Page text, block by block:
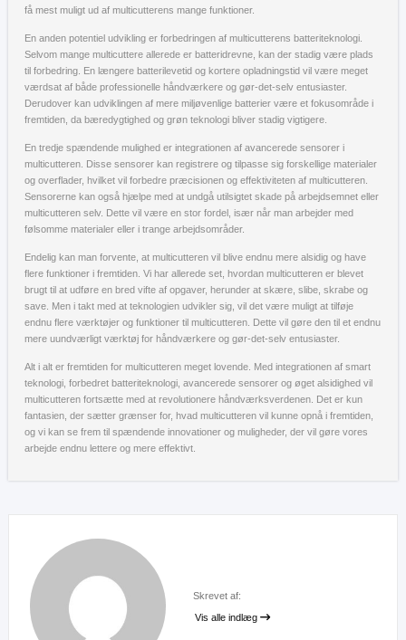
få mest muligt ud af multicutterens mange funktioner.
En anden potentiel udvikling er forbedringen af multicutterens batteriteknologi.
Selvom mange multicuttere allerede er batteridrevne, kan der stadig være plads
til forbedring. En længere batterilevetid og kortere opladningstid vil være meget
værdsat af både professionelle håndværkere og gør-det-selv entusiaster.
Derudover kan udviklingen af mere miljøvenlige batterier være et fokusområde i
fremtiden, da bæredygtighed og grøn teknologi bliver stadig vigtigere.
En tredje spændende mulighed er integrationen af avancerede sensorer i
multicutteren. Disse sensorer kan registrere og tilpasse sig forskellige materialer
og overflader, hvilket vil forbedre præcisionen og effektiviteten af multicutteren.
Sensorerne kan også hjælpe med at undgå utilsigtet skade på arbejdsemnet eller
multicutteren selv. Dette vil være en stor fordel, især når man arbejder med
følsomme materialer eller i trange arbejdsområder.
Endelig kan man forvente, at multicutteren vil blive endnu mere alsidig og have
flere funktioner i fremtiden. Vi har allerede set, hvordan multicutteren er blevet
brugt til at udføre en bred vifte af opgaver, herunder at skære, slibe, skrabe og
save. Men i takt med at teknologien udvikler sig, vil det være muligt at tilføje
endnu flere værktøjer og funktioner til multicutteren. Dette vil gøre den til et endnu
mere uundværligt værktøj for håndværkere og gør-det-selv entusiaster.
Alt i alt er fremtiden for multicutteren meget lovende. Med integrationen af smart
teknologi, forbedret batteriteknologi, avancerede sensorer og øget alsidighed vil
multicutteren fortsætte med at revolutionere håndværksverdenen. Det er kun
fantasien, der sætter grænser for, hvad multicutteren vil kunne opnå i fremtiden,
og vi kan se frem til spændende innovationer og muligheder, der vil gøre vores
arbejde endnu lettere og mere effektivt.
Skrevet af:
Vis alle indlæg